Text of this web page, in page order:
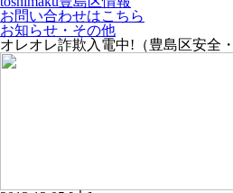
お問い合わせはこちら
お知らせ・その他
オレオレ詐欺入電中!（豊島区安全